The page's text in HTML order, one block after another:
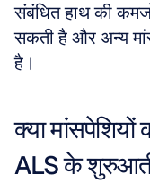
संबंधित हाथ की
सकती है और अन्य
है।
क्या
ALS के